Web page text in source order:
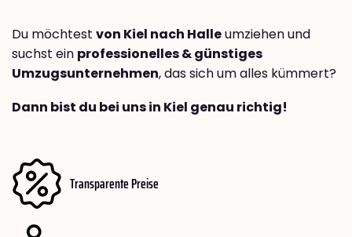
Du möchtest von Kiel nach Halleumziehen und
suchst ein professionelles & günstiges
Umzugsunternehmen, das sich um alles kümmert?
Dann bist du bei uns in Kiel genau richtig!
Transparente Preise